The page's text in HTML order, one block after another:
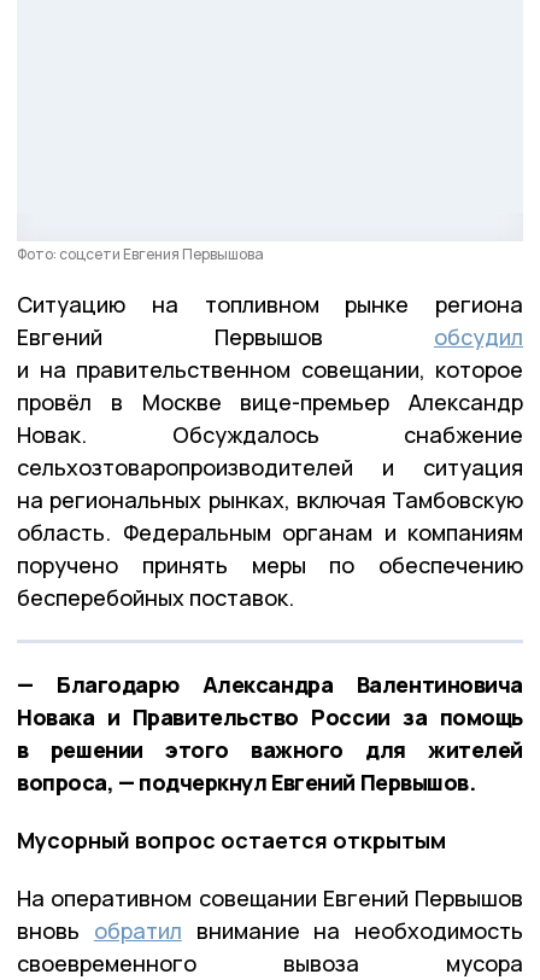
Фото: соцсети Евгения Первышова
Ситуацию на топливном рынке региона
Евгений Первышов обсудил
и на правительственном совещании, которое
провёл в Москве вице-премьер Александр
Новак. Обсуждалось снабжение
сельхозтоваропроизводителей и ситуация
на региональных рынках, включая Тамбовскую
область. Федеральным органам и компаниям
поручено принять меры по обеспечению
бесперебойных поставок.
— Благодарю Александра Валентиновича
Новака и Правительство России за помощь
в решении этого важного для жителей
вопроса, — подчеркнул Евгений Первышов.
Мусорный вопрос остается открытым
На оперативном совещании Евгений Первышов
вновь обратил внимание на необходимость
своевременного вывоза мусора